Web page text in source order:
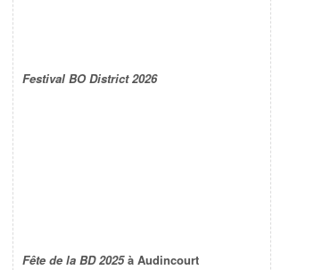
Festival BO District 2026
Fête de la BD 2025à Audincourt